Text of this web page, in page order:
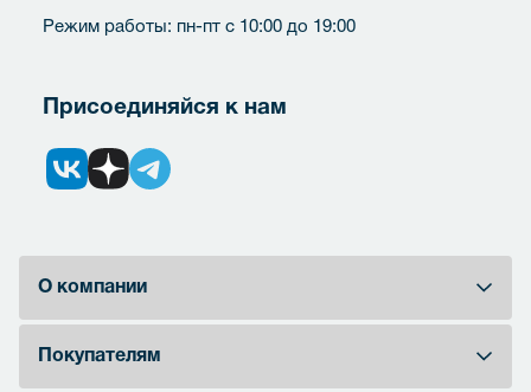
Режим работы: пн-пт с 10:00 до 19:00
Присоединяйся к нам
О компании
Покупателям